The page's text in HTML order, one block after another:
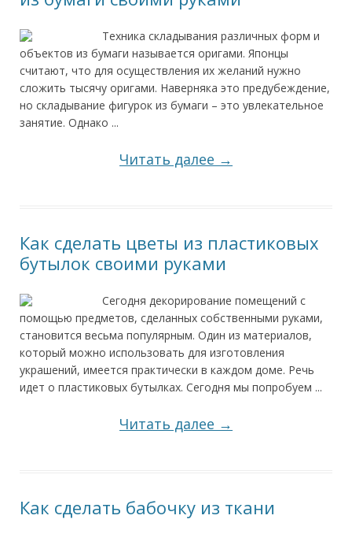
Техника складывания различных форм и
объектов из бумаги называется оригами. Японцы
считают, что для осуществления их желаний нужно
сложить тысячу оригами. Наверняка это предубеждение,
но складывание фигурок из бумаги – это увлекательное
занятие. Однако ...
Читать далее →
Как сделать цветы из пластиковых
бутылок своими руками
Сегодня декорирование помещений с
помощью предметов, сделанных собственными руками,
становится весьма популярным. Один из материалов,
который можно использовать для изготовления
украшений, имеется практически в каждом доме. Речь
идет о пластиковых бутылках. Сегодня мы попробуем ...
Читать далее →
Как сделать бабочку из ткани